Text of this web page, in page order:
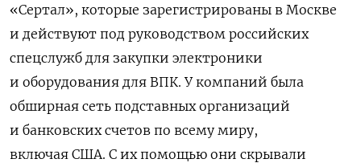
«Сертал», которые зарегистрированы в Москве
и действуют под руководством российских
спецслужб для закупки электроники
и оборудования для ВПК. У компаний была
обширная сеть подставных организаций
и банковских счетов по всему миру,
включая США. С их помощью они скрывали